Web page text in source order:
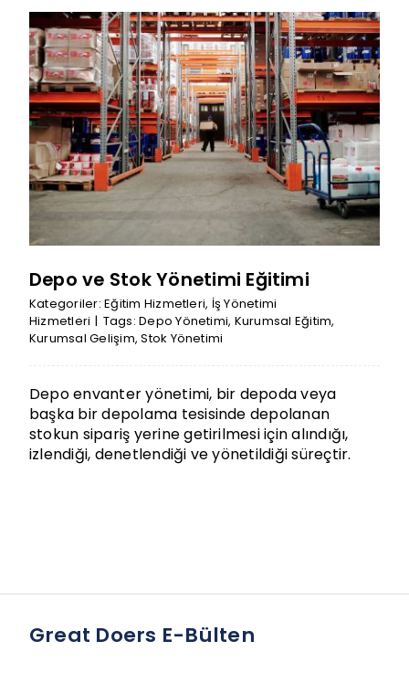
Depo ve Stok Yönetimi Eğitimi
Kategoriler:Eğitim Hizmetleri, İş Yönetimi
Hizmetleri | Tags:Depo Yönetimi, Kurumsal Eğitim,
Kurumsal Gelişim,Stok Yönetimi
Depo envanter yönetimi, bir depoda veya
başka bir depolama tesisinde depolanan
stokun sipariş yerine getirilmesi için alındığı,
izlendiği, denetlendiği ve yönetildiği süreçtir.
Great Doers E-Bülten